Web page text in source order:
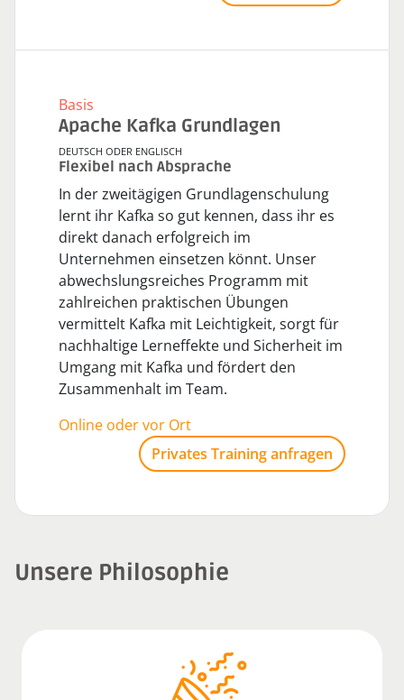
Basis
Apache Kafka Grundlagen
DEUTSCH ODER ENGLISCH
Flexibel nach Absprache
In der zweitägigen Grundlagenschulung
lernt ihr Kafka so gut kennen, dass ihr es
direkt danach erfolgreich im
Unternehmen einsetzen könnt. Unser
abwechslungsreiches Programm mit
zahlreichen praktischen Übungen
vermittelt Kafka mit Leichtigkeit, sorgt für
nachhaltige Lerneffekte und Sicherheit im
Umgang mit Kafka und fördert den
Zusammenhalt im Team.
Online oder vor Ort
Privates Training anfragen
Unsere Philosophie